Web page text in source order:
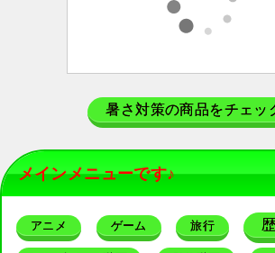
暑さ対策の商品をチェッ
メインメニューです♪
アニメ ゲーム 旅行